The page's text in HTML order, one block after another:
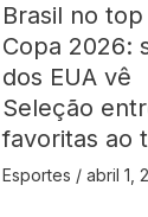
Brasil no
Copa 2026:
dos EUA vê
Seleção
favoritas ao
Esportes / abril 1,